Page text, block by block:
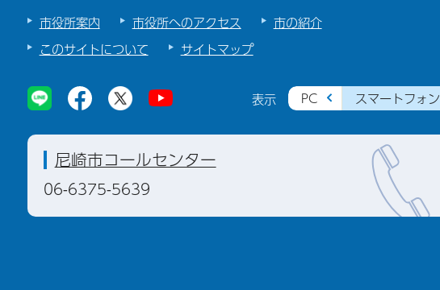
市役所案内 市役所へのアクセス
市の紹介
このサイトについて
サイトマップ
表示 PC スマートフォン
尼崎市コールセンター
06-6375-5639